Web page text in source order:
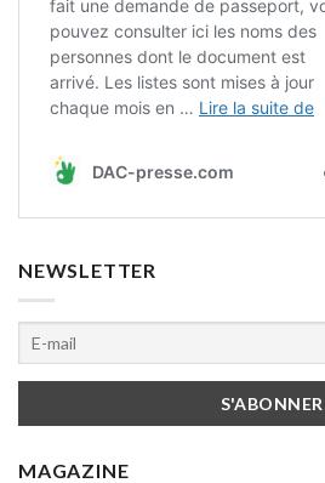
NEWSLETTER
MAGAZINE